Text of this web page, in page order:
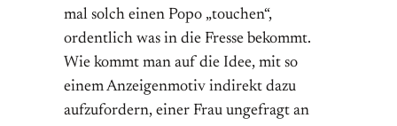
mal solch einen Popo „touchen“,
ordentlich was in die Fresse bekommt.
Wie kommt man auf die Idee, mit so
einem Anzeigenmotiv indirekt dazu
aufzufordern, einer Frau ungefragt an